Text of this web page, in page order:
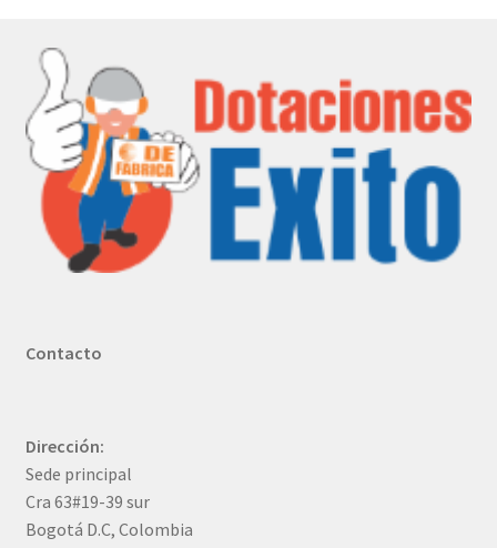
Contacto
Dirección:
Sede principal
Cra 63#19-39 sur
Bogotá D.C, Colombia